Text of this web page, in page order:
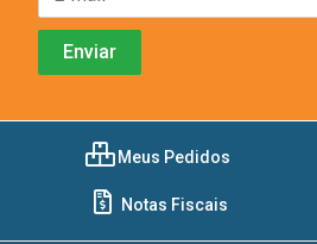
Meus Pedidos
Notas Fiscais